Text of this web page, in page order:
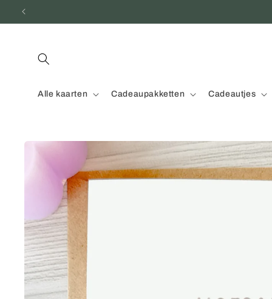
naar de
content
Alle kaarten Cadeaupakketten Cadeautjes
productinformatie